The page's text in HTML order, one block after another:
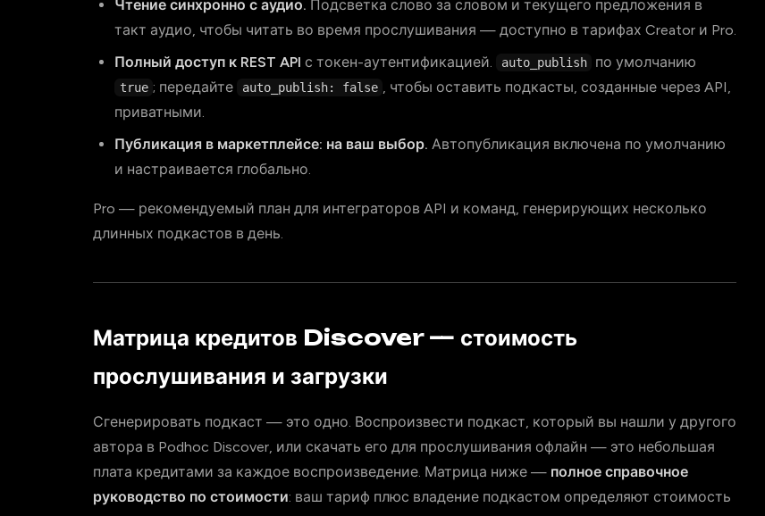
Чтение синхронно с аудио. Подсветка слово за словом и текущего предложения в
такт аудио, чтобы читать во время прослушивания — доступно в тарифах Creator и Pro.
Полный доступ к REST API с токен-аутентификацией. auto_publish по умолчанию
true ; передайте auto_publish: false , чтобы оставить подкасты, созданные через API,
приватными.
Публикация в маркетплейсе: на ваш выбор. Автопубликация включена по умолчанию
и настраивается глобально.
Pro — рекомендуемый план для интеграторов API и команд, генерирующих несколько
длинных подкастов в день.
Матрица кредитов Discover — стоимость
прослушивания и загрузки
Сгенерировать подкаст — это одно. Воспроизвести подкаст, который вы нашли у другого
автора в Podhoc Discover, или скачать его для прослушивания офлайн — это небольшая
плата кредитами за каждое воспроизведение. Матрица ниже — полное справочное
руководство по стоимости: ваш тариф плюс владение подкастом определяют стоимость